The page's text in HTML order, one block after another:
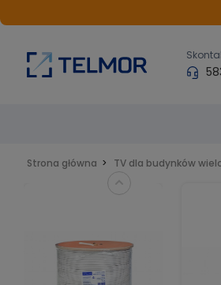
Strona główna TV dla budynków